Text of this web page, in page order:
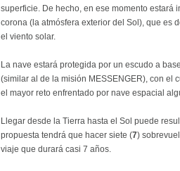
superficie. De hecho, en ese momento estará
corona (la atmósfera exterior del Sol), que es
el viento solar.
La nave estará protegida por un escudo a
(similar al de la misión MESSENGER), con el
el mayor reto enfrentado por nave espacial
Llegar desde la Tierra hasta el Sol puede
propuesta tendrá que hacer siete (7)
viaje que durará casi 7 años.